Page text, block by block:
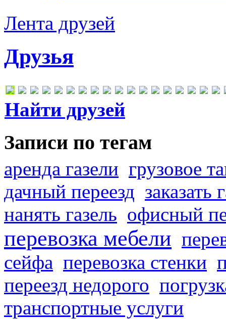
Лента друзей
Друзья
Найти друзей
Записи по тегам
аренда газели грузовое
дачный переезд заказать
нанять газель офисный
перевозка мебели
сейфа перевозка стенки
переезд недорого
транспортные услуги